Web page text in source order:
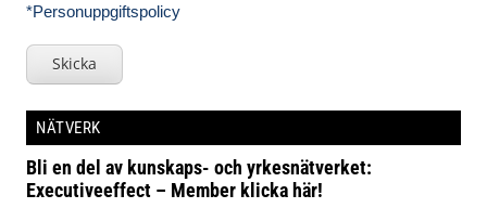
*Personuppgiftspolicy
Skicka
NÄTVERK
Bli en del av kunskaps- och yrkesnätverket:
Executiveeffect – Member klicka här!